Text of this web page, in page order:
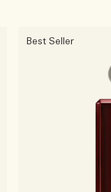
Best Seller